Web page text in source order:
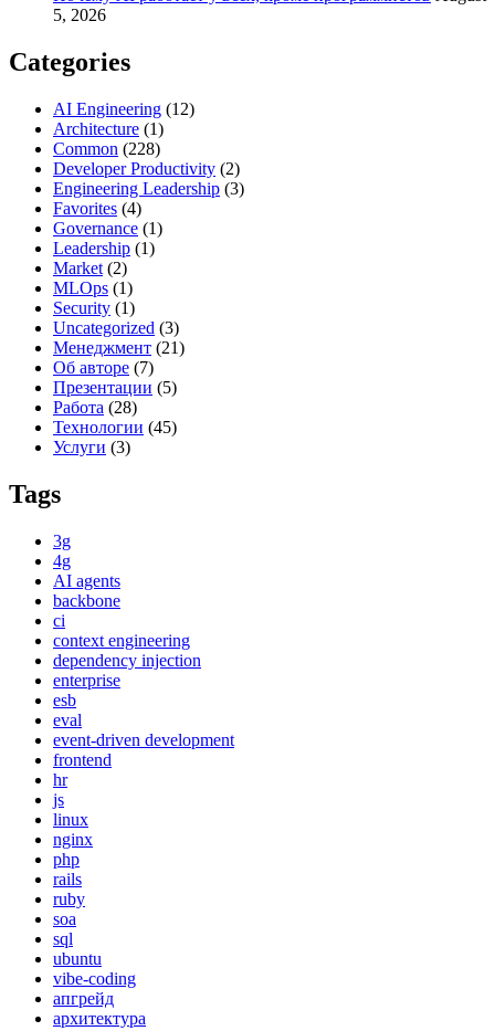
5, 2026
Categories
AI Engineering (12)
Architecture (1)
Common (228)
Developer Productivity (2)
Engineering Leadership (3)
Favorites (4)
Governance (1)
Leadership (1)
Market (2)
MLOps (1)
Security (1)
Uncategorized (3)
Менеджмент (21)
Об авторе (7)
Презентации (5)
Работа (28)
Технологии (45)
Услуги (3)
Tags
3g
4g
AI agents
backbone
ci
context engineering
dependency injection
enterprise
esb
eval
event-driven development
frontend
hr
js
linux
nginx
php
rails
ruby
soa
sql
ubuntu
vibe-coding
апгрейд
архитектура